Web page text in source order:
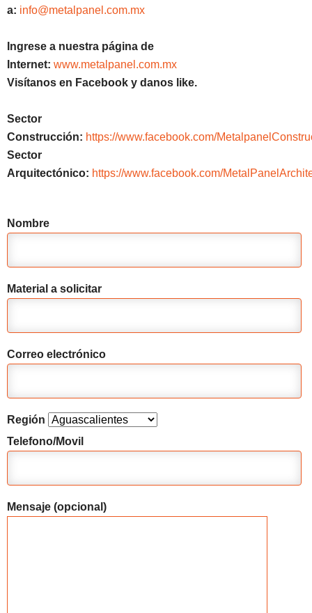
a: info@metalpanel.com.mx
Ingrese a nuestra página de
Internet: www.metalpanel.com.mx
Visítanos en Facebook y danos like.
Sector
Construcción: https://www.facebook.com/
Sector
Arquitectónico: https://www.facebook.com/
Nombre
Material a solicitar
Correo electrónico
Región
Telefono/Movil
Mensaje (opcional)